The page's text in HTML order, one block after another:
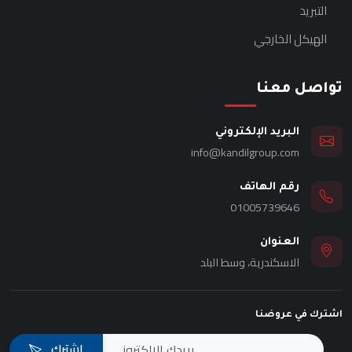
التبريد
الهيكل الخارجي
تواصل معنا
البريد الإلكتروني
info@kandilgroup.com
رقم الهاتف
01005739646
العنوان
الاسكندرية، وسط البلد
اشترك في عروضنا